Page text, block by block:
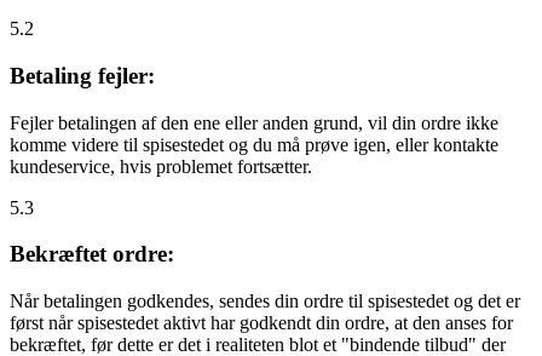
5.2
Betaling fejler:
Fejler betalingen af den ene eller anden grund, vil din ordre ikke
komme videre til spisestedet og du må prøve igen, eller kontakte
kundeservice, hvis problemet fortsætter.
5.3
Bekræftet ordre:
Når betalingen godkendes, sendes din ordre til spisestedet og det er
først når spisestedet aktivt har godkendt din ordre, at den anses for
bekræftet, før dette er det i realiteten blot et "bindende tilbud" der